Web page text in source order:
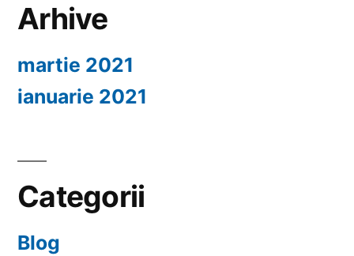
Arhive
martie 2021
ianuarie 2021
Categorii
Blog